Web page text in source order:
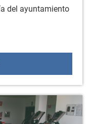
del ayuntamiento
Ubarrundia